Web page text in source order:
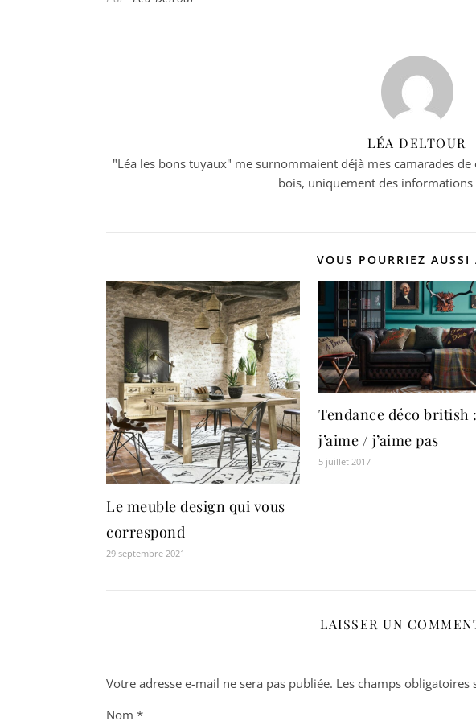
LÉA DELTOUR
"Léa les bons tuyaux" me surnommaient déjà mes camarades de
bois, uniquement des informations
VOUS POURRIEZ AUSSI
Le meuble design qui vous
correspond
29 septembre 2021
Tendance déco british :
j’aime / j’aime pas
5 juillet 2017
LAISSER UN
Votre adresse e-mail ne sera pas publiée. Les champs obligatoires
Nom *